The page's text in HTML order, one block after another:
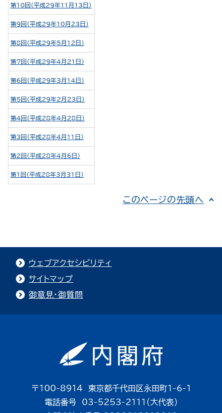
第10回（平成29年11月13日）
第9回（平成29年10月23日）
第8回（平成29年5月12日）
第7回（平成29年4月21日）
第6回（平成29年3月14日）
第5回（平成29年2月23日）
第4回（平成28年4月28日）
第3回（平成28年4月11日）
第2回（平成28年4月6日）
第1回（平成28年3月31日）
このページの先頭へ
ウェブアクセシビリティ
サイトマップ
御意見・御質問
〒100-8914 東京都千代田区永田町1-6-1
電話番号 03-5253-2111（大代表）